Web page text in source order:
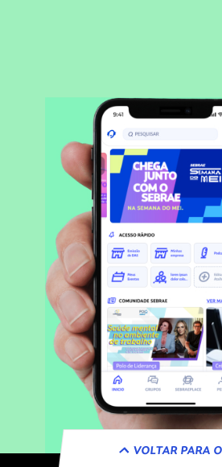
VOLTAR PARA